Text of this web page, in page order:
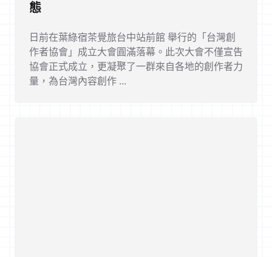
態
日前在葉綠宿茶覺旅台中站前館 舉行的「台灣創
作者協會」成立大會圓滿落幕。此次大會不僅宣告
協會正式成立，更凝聚了一群來自各地的創作者力
量，為台灣內容創作 ...